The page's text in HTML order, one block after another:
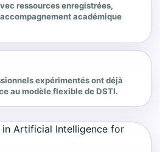
ressources enregistrées,
académique
expérimentés ont déjà
au modèle flexible de DSTI.